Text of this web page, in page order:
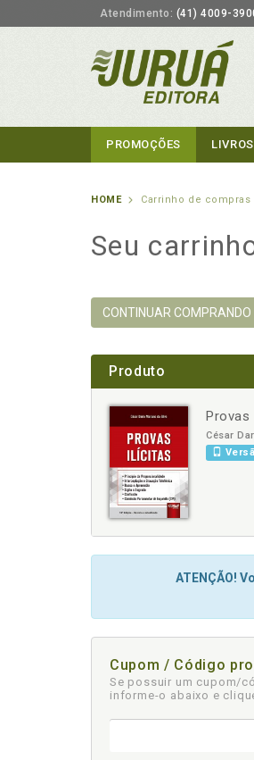
Atendimento: (41) 4009-
PROMOÇÕES LIVROS
HOME Carrinho de compras
Seu
CONTINUAR COMPRANDO
Produto
Provas
César
ATENÇÃO!
Cupom / Código
Se possuir um cupom/
informe-o abaixo e